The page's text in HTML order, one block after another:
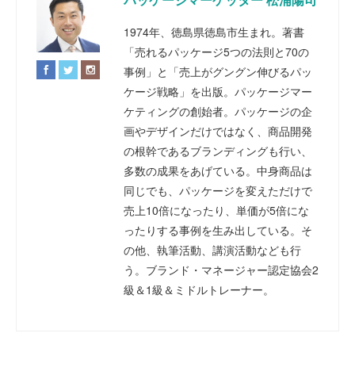
1974年、徳島県徳島市生まれ。著書
「売れるパッケージ5つの法則と70の
事例」と「売上がグングン伸びるパッ
ケージ戦略」を出版。パッケージマー
ケティングの創始者。パッケージの企
画やデザインだけではなく、商品開発
の根幹であるブランディングも行い、
多数の成果をあげている。中身商品は
同じでも、パッケージを変えただけで
売上10倍になったり、単価が5倍にな
ったりする事例を生み出している。そ
の他、執筆活動、講演活動なども行
う。ブランド・マネージャー認定協会2
級＆1級＆ミドルトレーナー。